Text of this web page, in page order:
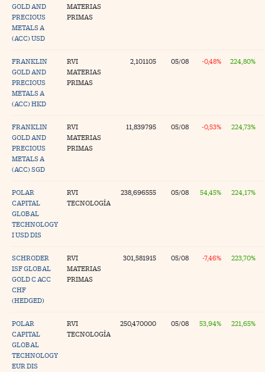
GOLD AND
PRECIOUS
METALS A
(ACC) USD
MATERIAS
PRIMAS
FRANKLIN
GOLD AND
PRECIOUS
METALS A
(ACC) HKD
RVI
MATERIAS
PRIMAS
2,101105 05/08 -0,48% 224,80%
FRANKLIN
GOLD AND
PRECIOUS
METALS A
(ACC) SGD
RVI
MATERIAS
PRIMAS
11,839795 05/08 -0,53% 224,73%
POLAR
CAPITAL
GLOBAL
TECHNOLOGY
I USD DIS
RVI
TECNOLOGÍA
238,696555 05/08 54,45% 224,17%
SCHRODER
ISF GLOBAL
GOLD C ACC
CHF
(HEDGED)
RVI
MATERIAS
PRIMAS
301,581915 05/08 -7,46% 223,70%
POLAR
CAPITAL
GLOBAL
TECHNOLOGY
EUR DIS
RVI
TECNOLOGÍA
250,470000 05/08 53,94% 221,65%